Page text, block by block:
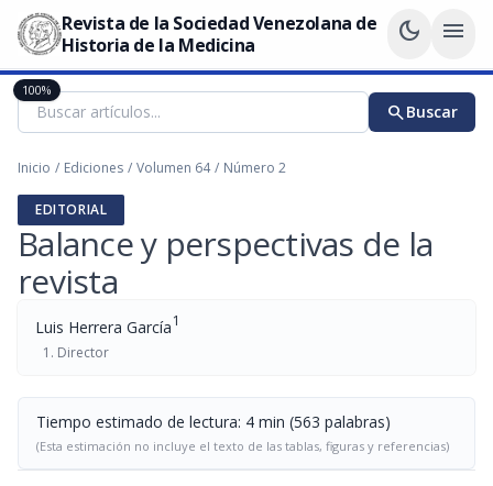
Revista de la Sociedad Venezolana de
Historia de la Medicina
dark_mode menu
searchBuscar
Inicio / Ediciones / Volumen 64 / Número 2
EDITORIAL
Balance y perspectivas de la
revista
Luis Herrera García1
Director
Tiempo estimado de lectura: 4 min (563 palabras)
(Esta estimación no incluye el texto de las tablas, figuras y referencias)
100%